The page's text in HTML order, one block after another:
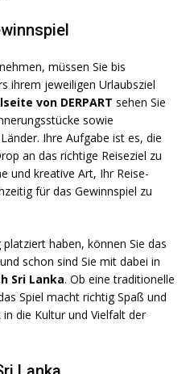
müssen Sie bis
ihrem jeweiligen Urlaubsziel
von DERPART sehen Sie
sowie
Ihre Aufgabe ist es, die
an das richtige Reiseziel zu
und kreative Art, Ihr Reise-
für das Gewinnspiel zu
haben, können Sie das
schon sind Sie mit dabei in
Sri Lanka. Ob eine traditionelle
Spiel macht richtig Spaß und
die Kultur und Vielfalt der